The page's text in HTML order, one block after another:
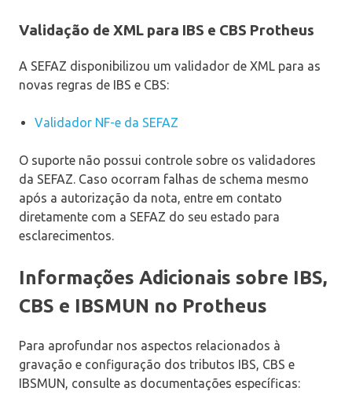
Validação de XML para IBS e CBS Protheus
A SEFAZ disponibilizou um validador de XML para as
novas regras de IBS e CBS:
Validador NF-e da SEFAZ
O suporte não possui controle sobre os validadores
da SEFAZ. Caso ocorram falhas de schema mesmo
após a autorização da nota, entre em contato
diretamente com a SEFAZ do seu estado para
esclarecimentos.
Informações Adicionais sobre IBS,
CBS e IBSMUN no Protheus
Para aprofundar nos aspectos relacionados à
gravação e configuração dos tributos IBS, CBS e
IBSMUN, consulte as documentações específicas: